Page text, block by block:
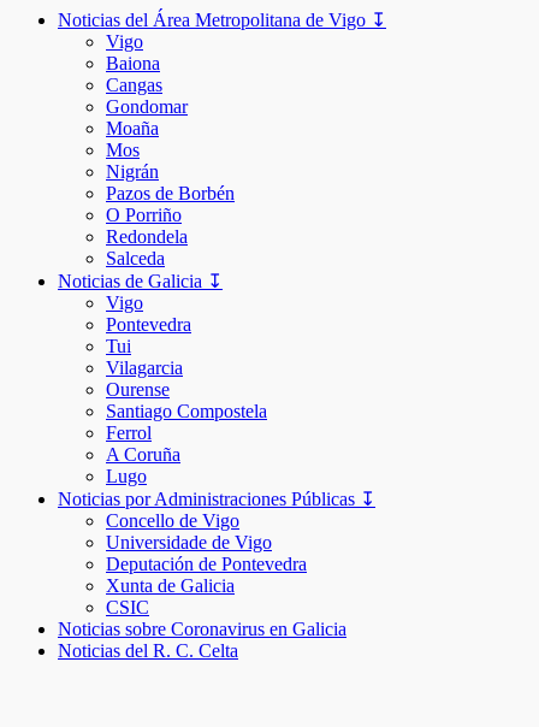
Noticias del Área Metropolitana de Vigo ↧
Vigo
Baiona
Cangas
Gondomar
Moaña
Mos
Nigrán
Pazos de Borbén
O Porriño
Redondela
Salceda
Noticias de Galicia ↧
Vigo
Pontevedra
Tui
Vilagarcia
Ourense
Santiago Compostela
Ferrol
A Coruña
Lugo
Noticias por Administraciones Públicas ↧
Concello de Vigo
Universidade de Vigo
Deputación de Pontevedra
Xunta de Galicia
CSIC
Noticias sobre Coronavirus en Galicia
Noticias del R. C. Celta